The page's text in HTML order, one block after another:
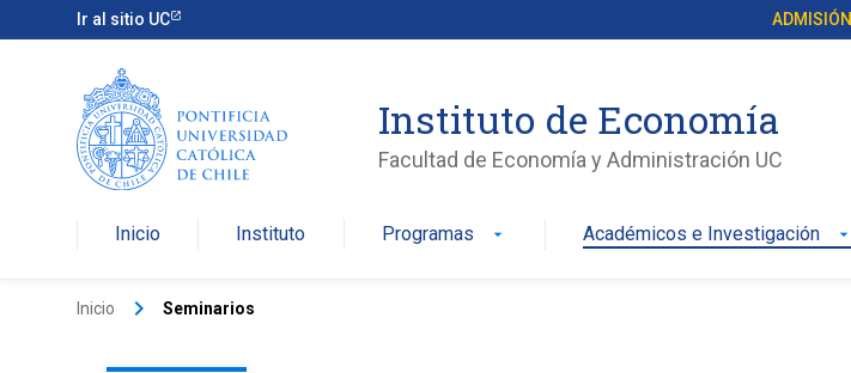
Ir al sitio UC ADMISIÓN
Instituto de Economía
Facultad de Economía y Administración UC
Inicio Instituto Programas arrow_drop_down Académicos e Investigación arrow_drop_down
Inicio keyboard_arrow_right Seminarios